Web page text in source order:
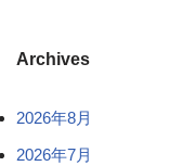
Archives
2026年8月
2026年7月